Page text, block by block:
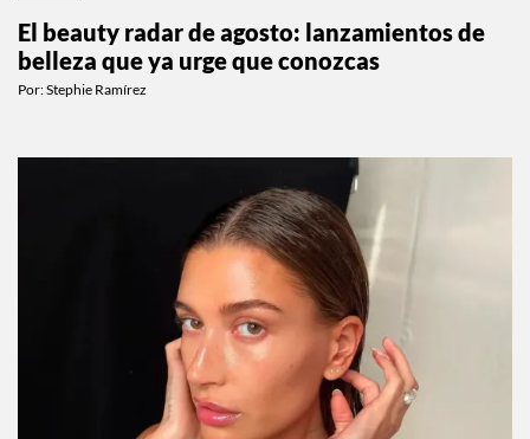
El beauty radar de agosto: lanzamientos de
belleza que ya urge que conozcas
Por:Stephie Ramírez